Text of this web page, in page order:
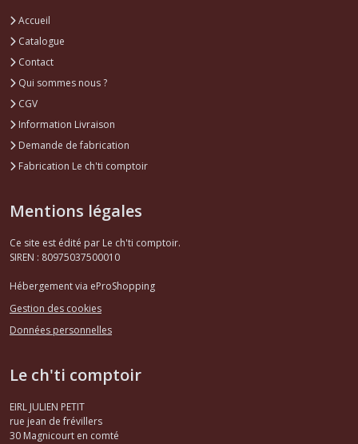
Accueil
Catalogue
Contact
Qui sommes nous ?
CGV
Information Livraison
Demande de fabrication
Fabrication Le ch'ti comptoir
Mentions légales
Ce site est édité par Le ch'ti comptoir.
SIREN : 80975037500010
Hébergement via eProShopping
Gestion des cookies
Données personnelles
Le ch'ti comptoir
EIRL JULIEN PETIT
rue jean de frévillers
30 Magnicourt en comté